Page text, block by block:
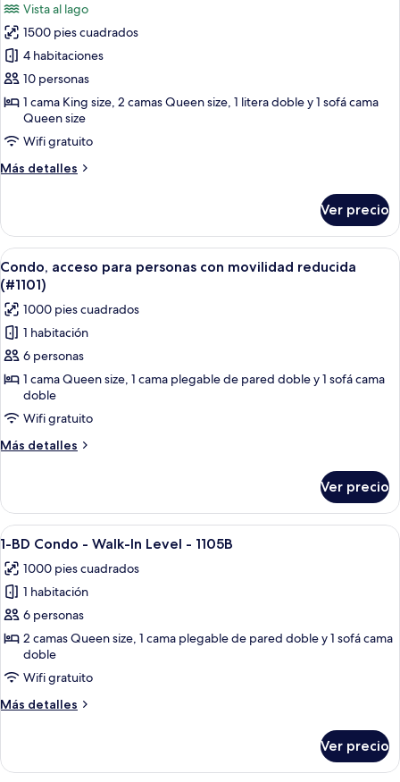
Vista al lago
1500 pies cuadrados
4 habitaciones
10 personas
1 cama King size, 2 camas Queen size, 1 litera doble y 1 sofá cama
Queen size
Wifi gratuito
Más detalles
Más
Deluxe,
4
habitaciones,
vista
al
lago
Ver precio
Abrir
todas
las
fotos
de
Condo,
acceso
para
personas
con
(#1101)
Una cocina con encimeras de
1
Condo, acceso para personas con movilidad reducida
(#1101)
1000 pies cuadrados
1 habitación
6 personas
1 cama Queen size, 1 cama plegable de pared doble y 1 sofá cama
doble
Wifi gratuito
Más detalles
Más
acceso
para
personas
movilidad
reducida
(#1101)
Ver precio
Abrir
todas
las
fotos
de
1-
Condo
-
Level
Una sala de estar con dos sofás de
13
1-BD Condo - Walk-In Level - 1105B
1000 pies cuadrados
1 habitación
6 personas
2 camas Queen size, 1 cama plegable de pared doble y 1 sofá cama
doble
Wifi gratuito
Más detalles
Más
BD
Ver precio